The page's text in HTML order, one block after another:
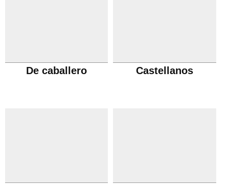
De caballero Castellanos